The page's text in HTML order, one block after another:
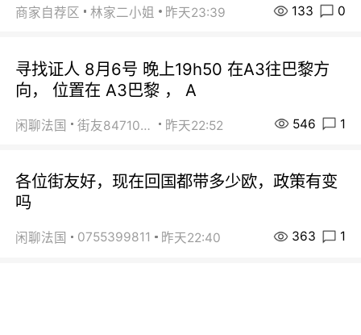
商家自荐区 林家二小姐 昨天23:39 133 0
寻找证人 8月6号 晚上19h50 在A3往巴黎方
向， 位置在 A3巴黎 ， A
闲聊法国 街友84710671 昨天22:52 546 1
各位街友好，现在回国都带多少欧，政策有变
吗
闲聊法国 0755399811 昨天22:40 363 1